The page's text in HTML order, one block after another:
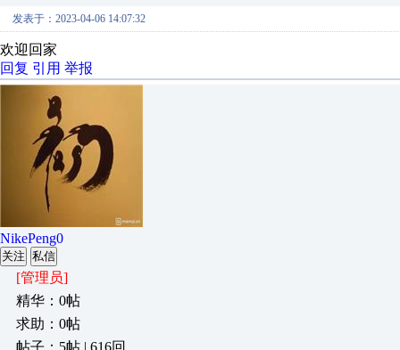
发表于：2023-04-06 14:07:32
欢迎回家
回复 引用 举报
NikePeng0
关注 私信
[管理员]
精华：0帖
求助：0帖
帖子：5帖 | 616回